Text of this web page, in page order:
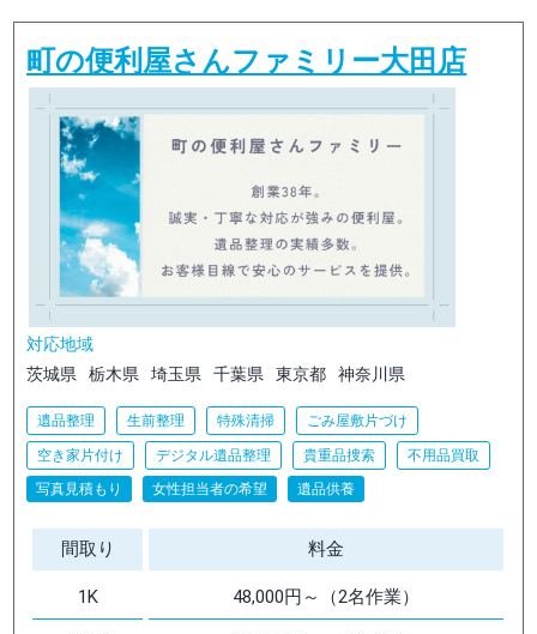
町の便利屋さんファミリー大田店
対応地域
茨城県
栃木県 埼玉県 千葉県 東京都 神奈川県
遺品整理 生前整理 特殊清掃 ごみ屋敷片づけ
空き家片付け デジタル遺品整理 貴重品捜索
不用品買取
写真見積もり
女性担当者の希望 遺品供養
間取り 料金
1K 48,000円～（2名作業）